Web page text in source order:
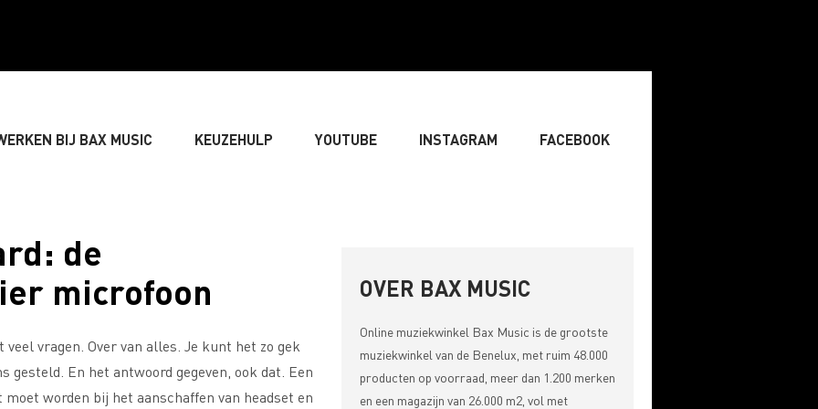
BIJ BAX MUSIC KEUZEHULP YOUTUBE INSTAGRAM FACEBOOK
GELUID » VERLICHTING & DECORATIE » SONGWRITING & COMPOSITIE
» MUZIEKTHEORIE
de
microfoon
vragen. Over van alles. Je kunt het zo gek
gesteld. En het antwoord gegeven, ook dat. Een
worden bij het aanschaffen van headset en
OVER BAX MUSIC
Online muziekwinkel Bax Music is de grootste
muziekwinkel van de Benelux, met ruim 48.000
producten op voorraad, meer dan 1.200 merken
en een magazijn van 26.000 m2, vol met